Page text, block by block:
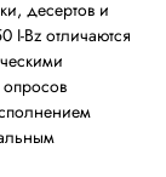
десертов и
I-Bz отличаются